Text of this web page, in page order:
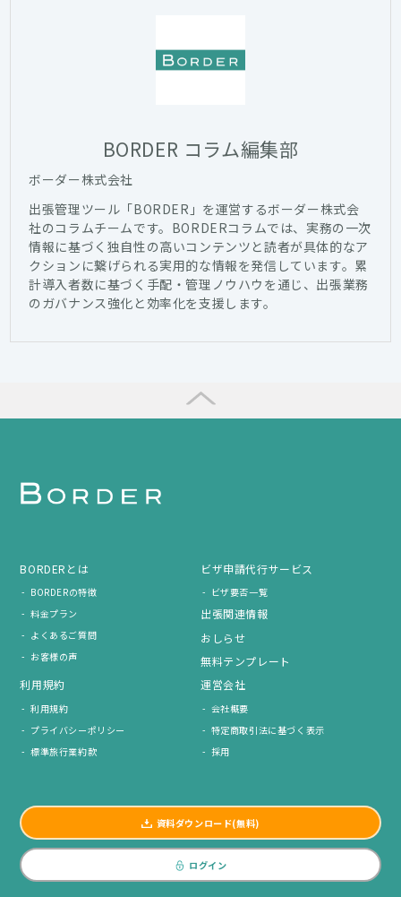
BORDER コラム編集部
ボーダー株式会社
出張管理ツール「BORDER」を運営するボーダー株式会
社のコラムチームです。BORDERコラムでは、実務の一次
情報に基づく独自性の高いコンテンツと読者が具体的なア
クションに繋げられる実用的な情報を発信しています。累
計導入者数に基づく手配・管理ノウハウを通じ、出張業務
のガバナンス強化と効率化を支援します。
BORDERとは
BORDERの特徴
料金プラン
よくあるご質問
お客様の声
ビザ申請代行サービス
ビザ要否一覧
出張関連情報
おしらせ
無料テンプレート
利用規約
利用規約
プライバシーポリシー
標準旅行業約款
運営会社
会社概要
特定商取引法に基づく表示
採用
資料ダウンロード(無料)
ログイン